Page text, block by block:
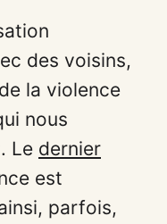
des voisins,
la violence
nous
Le dernier
est
parfois,